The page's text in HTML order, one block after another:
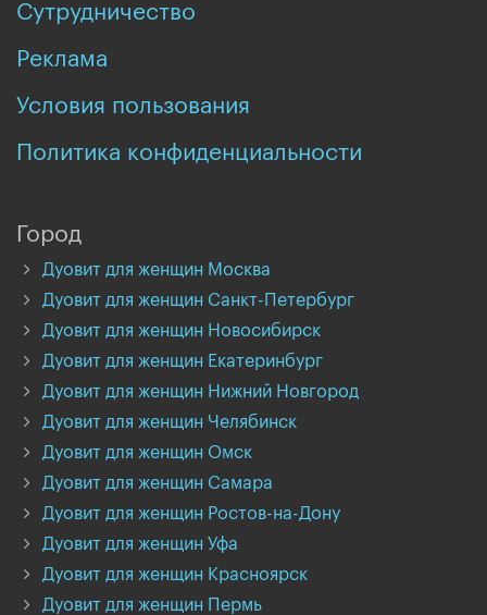
Сутрудничество
Реклама
Условия пользования
Политика конфиденциальности
Город
Дуовит для женщин Москва
Дуовит для женщин Санкт-Петербург
Дуовит для женщин Новосибирск
Дуовит для женщин Екатеринбург
Дуовит для женщин Нижний Новгород
Дуовит для женщин Челябинск
Дуовит для женщин Омск
Дуовит для женщин Самара
Дуовит для женщин Ростов-на-Дону
Дуовит для женщин Уфа
Дуовит для женщин Красноярск
Дуовит для женщин Пермь